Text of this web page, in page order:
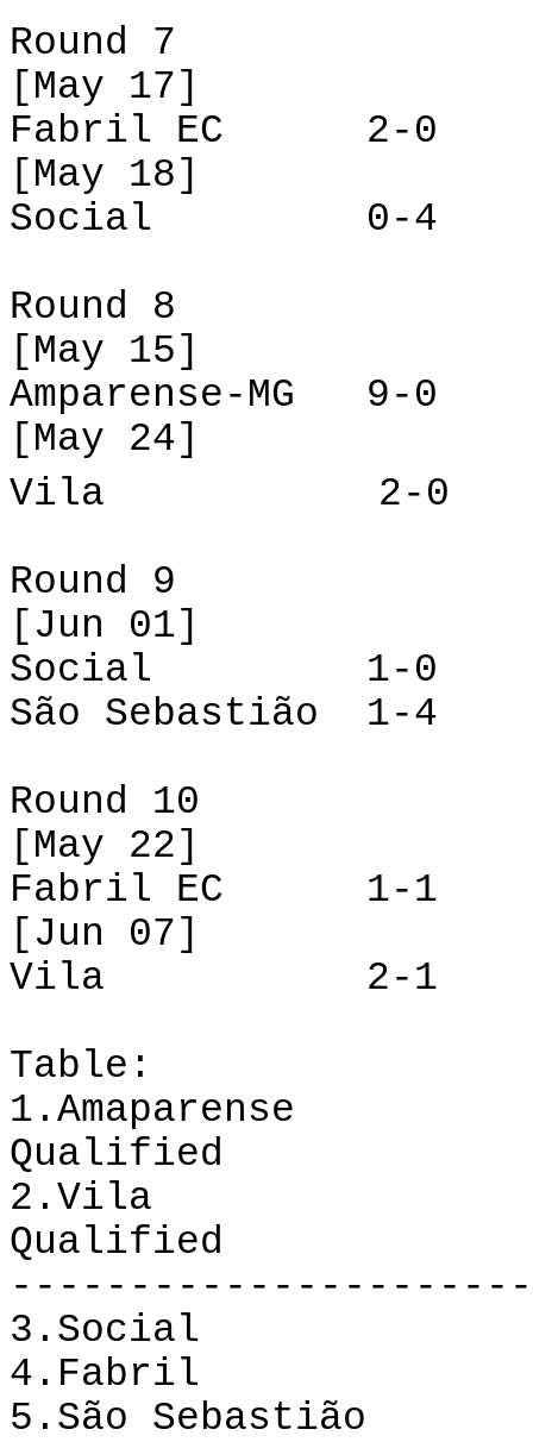
Round 7
[May 17]
Fabril EC
2-0
[May 18]
Social
0-4
Round 8
[May 15]
Amparense-MG
9-0
[May 24]
Vila
2-0
Round 9
[Jun 01]
Social
1-0
São Sebastião
1-4
Round 10
[May 22]
Fabril EC
1-1
[Jun 07]
Vila
2-1
Table:
1.Amaparense
Qualified
2. Vila
Qualified
3.Social
4.Fabril
5.São
Sebastião